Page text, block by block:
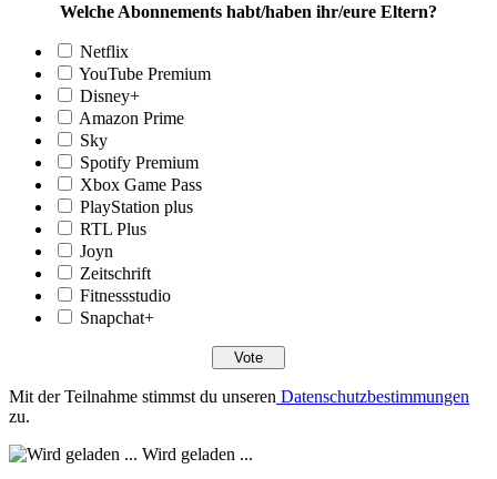
Welche Abonnements habt/haben ihr/eure Eltern?
Netflix
YouTube Premium
Disney+
Amazon Prime
Sky
Spotify Premium
Xbox Game Pass
PlayStation plus
RTL Plus
Joyn
Zeitschrift
Fitnessstudio
Snapchat+
Mit der Teilnahme stimmst du unseren Datenschutzbestimmungen
zu.
Wird geladen ...